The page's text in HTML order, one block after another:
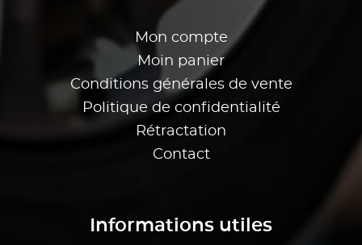
Mon compte
Moin panier
Conditions générales de vente
Politique de confidentialité
Rétractation
Contact
Informations utiles